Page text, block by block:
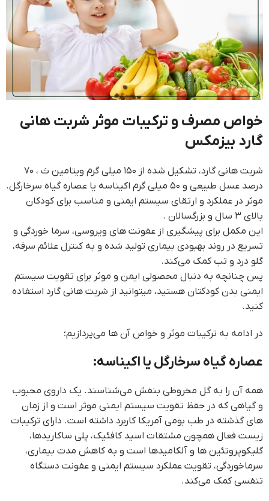
خواص مصرف و ترکیبات موثر شربت هانی
گارد بیزمکس
شربت هانی گارد، تشکیل شده از ۱۵۰ میلی گرم ویتامین ث ، ۷۰
درصد عسل طبیعی و ۵۰ میلی گرم اکیناسه یا عصاره گیاه سرخارگل.
موثر در عملکرد و ارتقای سیستم ایمنی و مناسب برای کودکان
بالای ۳ سال و بزرگسالان .
این مکمل برای پیشگیری از عفونت های ویروسی، سرما خوردگی و
تسریع در روند بهبودی بیماری تولید شده و به کنترل علائم سرفه،
گلو درد و تب کمک می‌کند.
پس چنانچه به دنبال محصولی ایمن و موثر برای تقویت سیستم
ایمنی بدن کودکتان هستید، میتوانید از شربت هانی گارد استفاده
کنید.
در ادامه به ترکیبات موثر و خواص آن ها می‌پردازیم؛
عصاره گیاه سرخارگل یا اکیناسه:
همه آن را به گل مخروطی بنفش می‌شناسند. یک داروی محبوب
و گیاهی که در حفظ تقویت سیستم ایمنی موثر است و از زمان
های گذشته در طب بومی آمریکا کاربرد داشته است. دارای ترکیبات
زیست فعال همچون مشتقات اسید کافئیک، پلی ساکاریدها،
گلیکوپروتئین ها و آلکامیدها است و به کاهش مدت بیماری،
سرماخوردگی، تقویت عملکرد سیستم ایمنی و عفونت دستگاه
تنفسی کمک می‌کند.